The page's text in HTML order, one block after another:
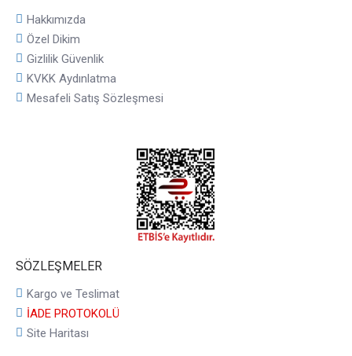
Hakkımızda
Özel Dikim
Gizlilik Güvenlik
KVKK Aydınlatma
Mesafeli Satış Sözleşmesi
SÖZLEŞMELER
Kargo ve Teslimat
İADE PROTOKOLÜ
Site Haritası